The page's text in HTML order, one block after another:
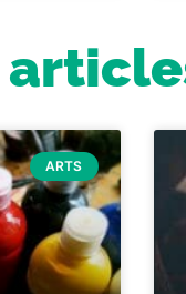
ARTS